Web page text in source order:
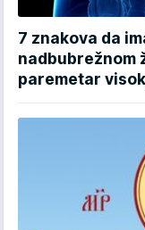
7 znakova da
nadbubrežnom
paremetar